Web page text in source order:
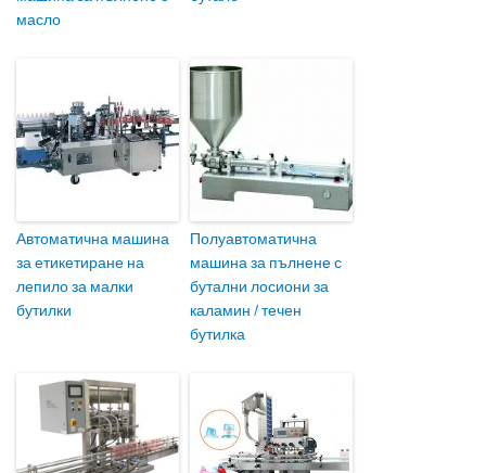
масло
Автоматична машина
за етикетиране на
лепило за малки
бутилки
Полуавтоматична
машина за пълнене с
бутални лосиони за
каламин / течен
бутилка